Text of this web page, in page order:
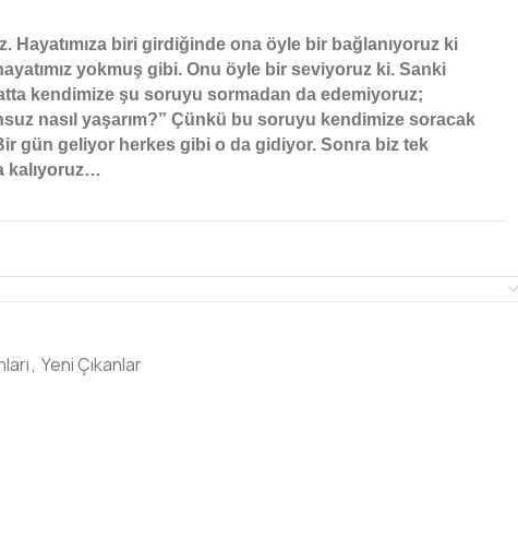
Hayatımıza biri girdiğinde ona öyle bir bağlanıyoruz ki
yokmuş gibi. Onu öyle bir seviyoruz ki. Sanki
kendimize şu soruyu sormadan da edemiyoruz;
nasıl yaşarım?” Çünkü bu soruyu kendimize soracak
gün geliyor herkes gibi o da gidiyor. Sonra biz tek
kalıyoruz…
, Yeni Çıkanlar